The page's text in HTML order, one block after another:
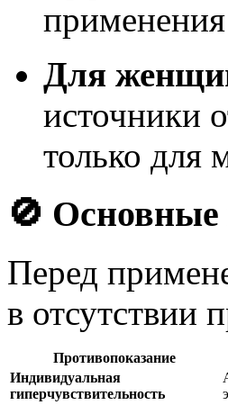
Для
источники
только для
🚫 Основные
Перед
в отсутствии
Противопоказание
Индивидуальная
гиперчувствительность